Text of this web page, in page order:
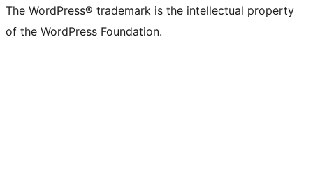
The WordPress® trademark is the intellectual property
of the WordPress Foundation.